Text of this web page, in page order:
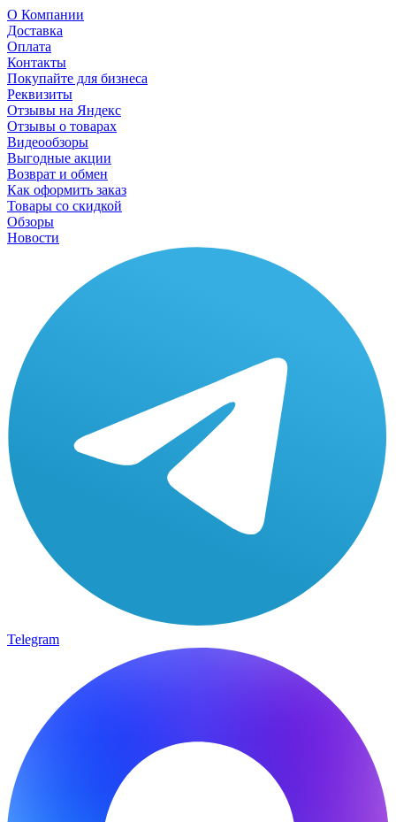
О Компании
Доставка
Оплата
Контакты
Покупайте для бизнеса
Реквизиты
Отзывы на Яндекс
Отзывы о товарах
Видеообзоры
Выгодные акции
Возврат и обмен
Как оформить заказ
Товары со скидкой
Обзоры
Новости
Telegram